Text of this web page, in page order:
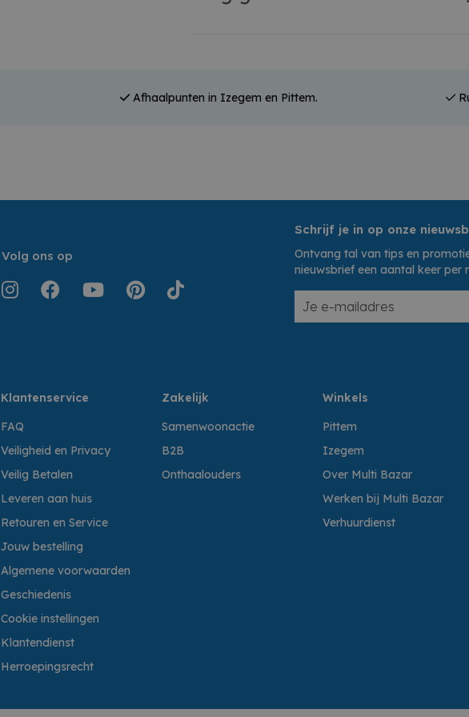
Afhaalpunten in Izegem en Pittem.
Volg ons op
Schrijf je in op onze
Ontvang tal van tips en
nieuwsbrief een aantal keer per
Klantenservice
FAQ
Veiligheid en Privacy
Veilig Betalen
Leveren aan huis
Retouren en Service
Jouw bestelling
Algemene voorwaarden
Geschiedenis
Cookie instellingen
Klantendienst
Herroepingsrecht
Zakelijk
Samenwoonactie
B2B
Onthaalouders
Winkels
Pittem
Izegem
Over Multi Bazar
Werken bij Multi Bazar
Verhuurdienst